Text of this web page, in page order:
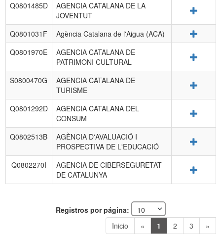
Q0801485D
AGENCIA CATALANA DE LA
JOVENTUT
Q0801031F Agència Catalana de l'Aigua (ACA)
Q0801970E
AGENCIA CATALANA DE
PATRIMONI CULTURAL
S0800470G
AGENCIA CATALANA DE
TURISME
Q0801292D
AGENCIA CATALANA DEL
CONSUM
Q0802513B
AGÈNCIA D'AVALUACIÓ I
PROSPECTIVA DE L'EDUCACIÓ
Q0802270I
AGENCIA DE CIBERSEGURETAT
DE CATALUNYA
Registros por página:
Inicio
« 1 2 3 »